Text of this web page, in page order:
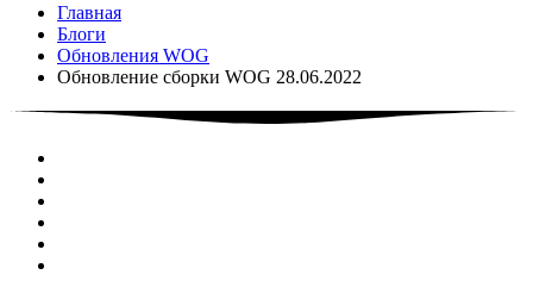
Главная
Блоги
Обновления WOG
Обновление сборки WOG 28.06.2022